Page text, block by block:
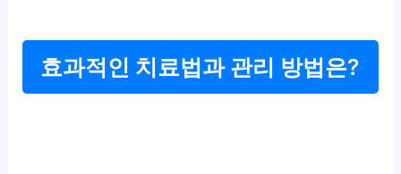
효과적인 치료법과 관리 방법은?